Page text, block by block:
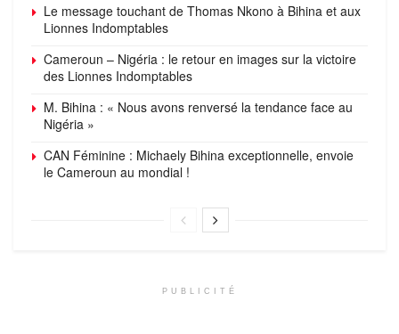
Le message touchant de Thomas Nkono à Bihina et aux
Lionnes Indomptables
Cameroun – Nigéria : le retour en images sur la victoire
des Lionnes Indomptables
M. Bihina : « Nous avons renversé la tendance face au
Nigéria »
CAN Féminine : Michaely Bihina exceptionnelle, envoie
le Cameroun au mondial !
PUBLICITÉ